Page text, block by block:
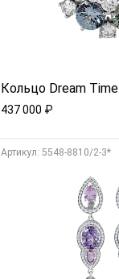
Кольцо Dream Time
437 000 ₽
Aртикул: 5548-8810/2-3*